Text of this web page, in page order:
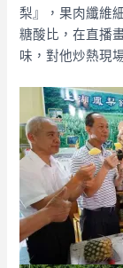
梨』，果肉纖維
糖酸比，在直播
味，對他炒熱現